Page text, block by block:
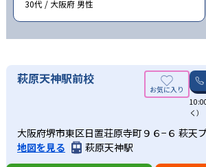
30代 / 大阪府 男性
萩原天神駅前校
く）
大阪府堺市東区日置荘原寺町９６−６ 萩天
地図を見る
萩原天神駅